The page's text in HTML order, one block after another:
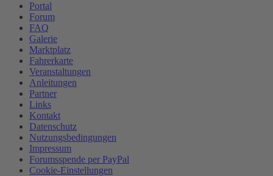
Portal
Forum
FAQ
Galerie
Marktplatz
Fahrerkarte
Veranstaltungen
Anleitungen
Partner
Links
Kontakt
Datenschutz
Nutzungsbedingungen
Impressum
Forumsspende per PayPal
Cookie-Einstellungen